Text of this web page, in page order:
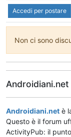
Accedi per postare
Non ci sono
Androidiani.net
Androidiani.net è
Questo è il forum
ActivityPub: il